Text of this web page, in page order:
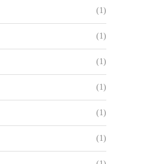
(1)
(1)
(1)
(1)
(1)
(1)